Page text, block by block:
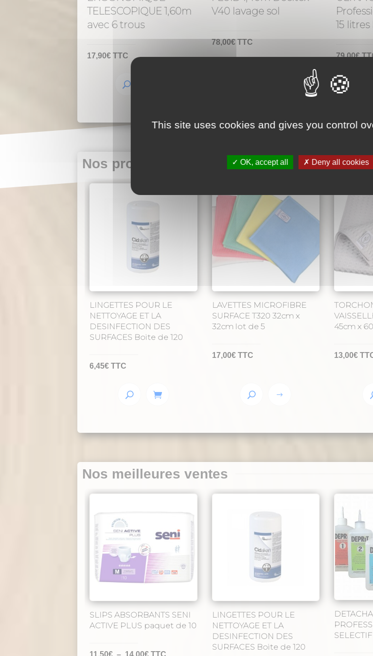
TELESCOPIQUE 1,60m
avec 6 trous
17,90€ TTC
V40 lavage sol
78,00€ TTC
15
79,00€
Nos produits du moment
LINGETTES POUR LE
NETTOYAGE ET LA
DESINFECTION DES
SURFACES Boite de 120
6,45€ TTC
LAVETTES MICROFIBRE
SURFACE T320 32cm x
32cm lot de 5
17,00€ TTC
plusieurs
la
page
du
produit
45cm x
13,00€
Nos meilleures ventes
SLIPS ABSORBANTS SENI
ACTIVE PLUS paquet de 10
Plage
LINGETTES POUR LE
NETTOYAGE ET LA
DESINFECTION DES
SURFACES Boite de 120
This site uses cookies and gives you control
OK, accept all Deny all cookies